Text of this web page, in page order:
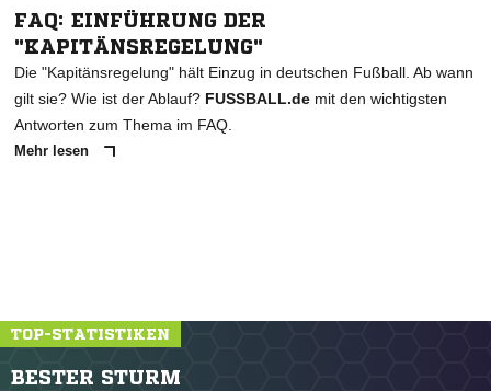
FAQ: EINFÜHRUNG DER
"KAPITÄNSREGELUNG"
Die "Kapitänsregelung" hält Einzug in deutschen Fußball. Ab wann
gilt sie? Wie ist der Ablauf? FUSSBALL.de mit den wichtigsten
Antworten zum Thema im FAQ.
Mehr lesen
TOP-STATISTIKEN
BESTER STURM